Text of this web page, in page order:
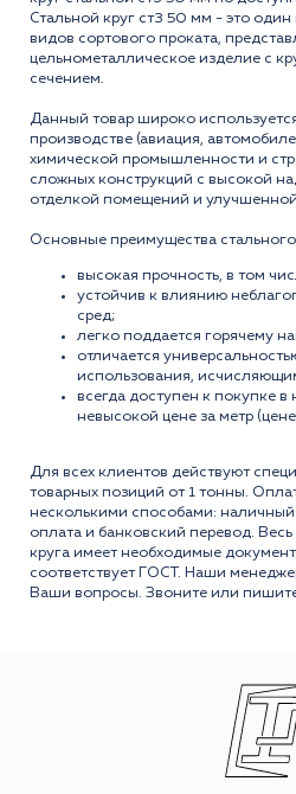
Стальной круг ст3 50 мм - это
видов сортового проката,
цельнометаллическое изделие с
сечением.
Данный товар широко
производстве (авиация,
химической промышленности и
сложных конструкций с высокой
отделкой помещений и улучшенной
Основные преимущества
высокая прочность, в том
устойчив к влиянию
сред;
легко поддается горячему
отличается
использования,
всегда доступен к покупке
невысокой цене за метр (цене
Для всех клиентов действуют
товарных позиций от 1 тонны.
несколькими способами: наличный
оплата и банковский перевод.
круга имеет необходимые
соответствует ГОСТ. Наши
Ваши вопросы. Звоните или